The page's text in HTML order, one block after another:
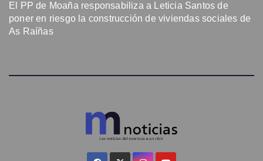
El PP de Moaña responsabiliza a Leticia Santos de
poner en riesgo la construcción de viviendas sociales de
As Raíñas